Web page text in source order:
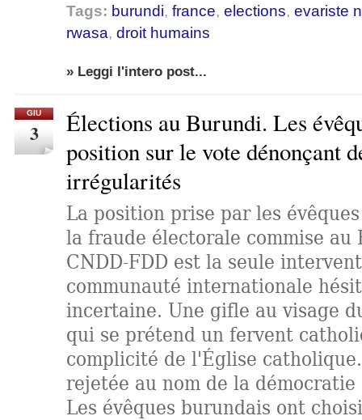
Tags: burundi, france, elections, evariste
rwasa, droit humains
» Leggi l'intero post...
GIU
3
Élections au Burundi. Les
position sur le vote dénonçant
irrégularités
La position prise par les
la fraude électorale commise au
CNDD-FDD est la seule
communauté internationale
incertaine. Une gifle au visage
qui se prétend un fervent
complicité de l'Église
rejetée au nom de la
Les évêques burundais ont